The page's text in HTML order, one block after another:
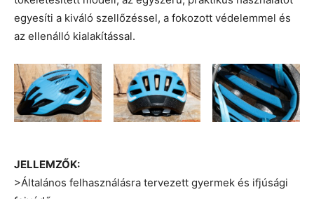
egyesíti a kiváló szellőzéssel, a fokozott védelemmel és
az ellenálló kialakítással.
JELLEMZŐK:
>Általános felhasználásra tervezett gyermek és ifjúsági